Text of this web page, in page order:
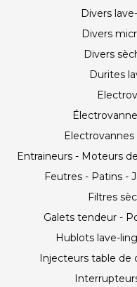
Divers
Divers
Divers
Durites
Electrovannes
Entraineurs - Moteurs
Feutres - Patins -
Filtres
Galets tendeur -
Hublots lave-
Injecteurs table de